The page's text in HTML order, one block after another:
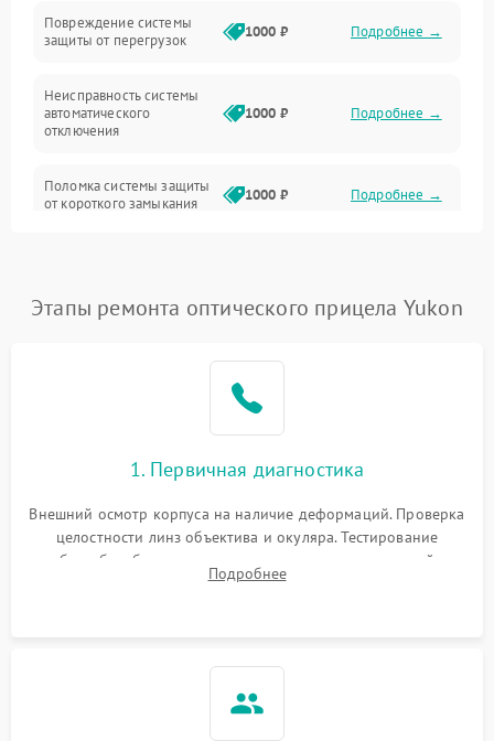
Электропитание
Механика
Корпус/Герметичность
Повреждение системы
защиты от перегрузок
1000 ₽ Подробнее →
Неисправность системы
автоматического
отключения
1000 ₽ Подробнее →
Поломка системы защиты
от короткого замыкания
1000 ₽ Подробнее →
1000 ₽
защиты от перегрева
Поломка системы защиты
1000 ₽
Этапы ремонта оптического прицела Yukon
1. Первичная диагностика
Внешний осмотр корпуса на наличие деформаций. Проверка
целостности линз объектива и окуляра. Тестирование
работы барабанчиков ввода поправок, кольца отстройки
параллакса и зума. Выявление сколов, внутренних
Подробнее